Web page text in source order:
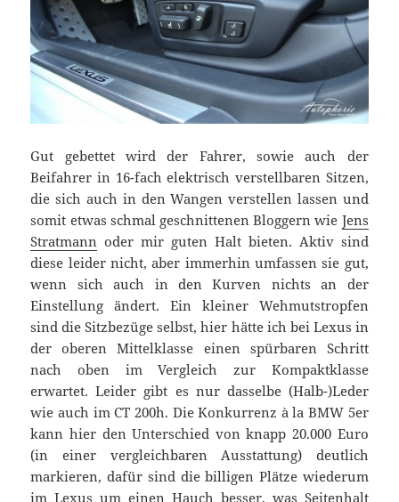
Gut gebettet wird der Fahrer, sowie auch der
Beifahrer in 16-fach elektrisch verstellbaren Sitzen,
die sich auch in den Wangen verstellen lassen und
somit etwas schmal geschnittenen Bloggern wie Jens
Stratmann oder mir guten Halt bieten. Aktiv sind
diese leider nicht, aber immerhin umfassen sie gut,
wenn sich auch in den Kurven nichts an der
Einstellung ändert. Ein kleiner Wehmutstropfen
sind die Sitzbezüge selbst, hier hätte ich bei Lexus in
der oberen Mittelklasse einen spürbaren Schritt
nach oben im Vergleich zur Kompaktklasse
erwartet. Leider gibt es nur dasselbe (Halb-)Leder
wie auch im CT 200h. Die Konkurrenz à la BMW 5er
kann hier den Unterschied von knapp 20.000 Euro
(in einer vergleichbaren Ausstattung) deutlich
markieren, dafür sind die billigen Plätze wiederum
im Lexus um einen Hauch besser, was Seitenhalt